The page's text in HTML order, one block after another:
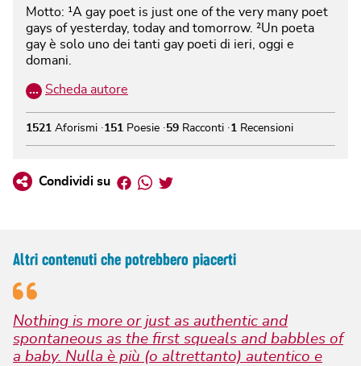
Motto: ¹A gay poet is just one of the very many poet
gays of yesterday, today and tomorrow. ²Un poeta
gay è solo uno dei tanti gay poeti di ieri, oggi e
domani.
… Scheda autore
1521 Aforismi 151 Poesie 59 Racconti 1 Recensioni
Condividi su Facebook
Whatsapp
Twitter
Altri contenuti che potrebbero piacerti
Nothing is more or just as authentic and
spontaneous as the first squeals and babbles of
a baby. Nulla è più (o altrettanto) autentico e